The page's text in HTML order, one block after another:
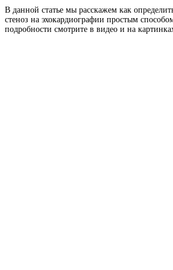
В данной статье мы расскажем как
стеноз на эхокардиографии простым
подробности смотрите в видео и на